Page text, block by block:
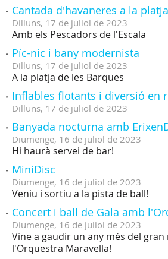
Cantada d'havaneres a la platja
Dilluns, 17 de juliol de 2023
Amb els Pescadors de l'Escala
Píc-nic i bany modernista
Dilluns, 17 de juliol de 2023
A la platja de les Barques
Inflables flotants i diversió en
Dilluns, 17 de juliol de 2023
Banyada nocturna amb
Diumenge, 16 de juliol de 2023
Hi haurà servei de bar!
MiniDisc
Diumenge, 16 de juliol de 2023
Veniu i sortiu a la pista de ball!
Concert i ball de Gala amb
Diumenge, 16 de juliol de 2023
Vine a gaudir un any més del
l'Orquestra Maravella!